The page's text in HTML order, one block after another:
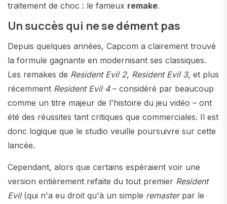
traitement de choc : le fameux remake.
Un succès qui ne se dément pas
Depuis quelques années, Capcom a clairement trouvé
la formule gagnante en modernisant ses classiques.
Les remakes de Resident Evil 2, Resident Evil 3, et plus
récemment Resident Evil 4– considéré par beaucoup
comme un titre majeur de l'histoire du jeu vidéo – ont
été des réussites tant critiques que commerciales. Il est
donc logique que le studio veuille poursuivre sur cette
lancée.
Cependant, alors que certains espéraient voir une
version entièrement refaite du tout premier Resident
Evil(qui n'a eu droit qu'à un simple remasterpar le